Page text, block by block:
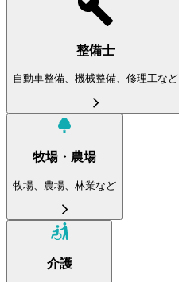
整備士
自動車整備、機械整備、修理工など
牧場・農場
牧場、農場、林業など
介護